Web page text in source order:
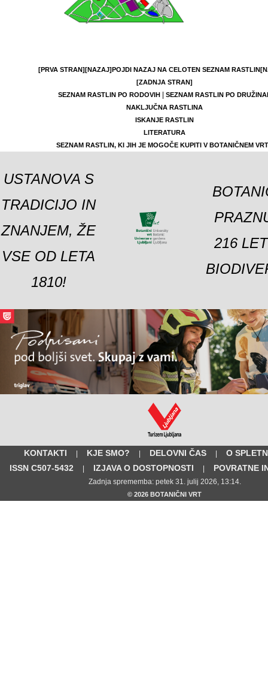
[PRVA STRAN][NAZAJ]POJDI NAZAJ NA CELOTEN SEZNAM RASTLIN
[ZADNJA STRAN]
SEZNAM RASTLIN PO RODOVIH|
SEZNAM RASTLIN PO
NAKLJUČNA RASTLINA
ISKANJE RASTLIN
LITERATURA
SEZNAM RASTLIN, KI JIH JE MOGOČE KUPITI V BOTANIČNEM
USTANOVA S
TRADICIJO IN
ZNANJEM, ŽE
VSE OD LETA
1810!
216
KONTAKTI | KJE SMO? | DELOVNI ČAS |
O
ISSN C507-5432
| IZJAVA O DOSTOPNOSTI | POVRATNE
Zadnja sprememba: petek 31. julij 2026, 13:14.
© 2026 BOTANIČNI VRT